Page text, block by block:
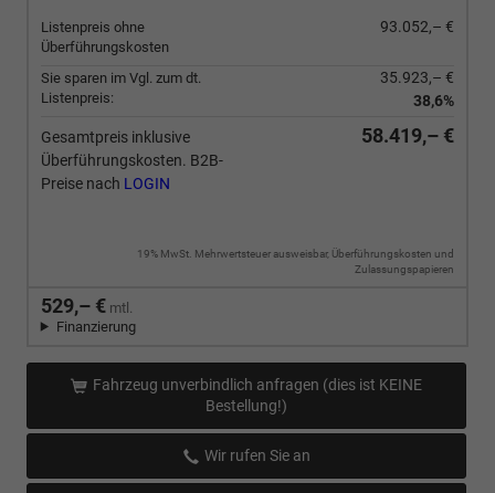
Listenpreis ohne
Überführungskosten
93.052,– €
Sie sparen im Vgl. zum dt.
Listenpreis:
35.923,– €
38,6%
Gesamtpreis inklusive
Überführungskosten. B2B-
Preise nach LOGIN
58.419,– €
19% MwSt. Mehrwertsteuer ausweisbar, Überführungskosten und
Zulassungspapieren
529,– € mtl.
Finanzierung
Fahrzeug unverbindlich anfragen (dies ist KEINE
Bestellung!)
Wir rufen Sie an